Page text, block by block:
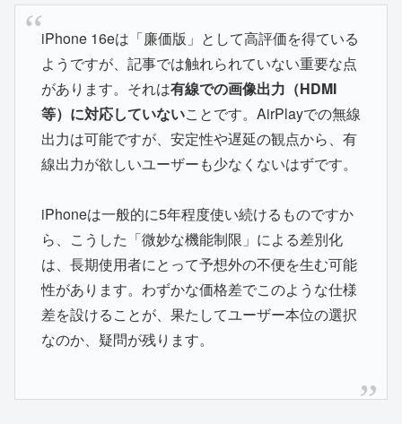
iPhone 16eは「廉価版」として高評価を得ている
ようですが、記事では触れられていない重要な点
があります。それは有線での画像出力（HDMI
等）に対応していないことです。AirPlayでの無線
出力は可能ですが、安定性や遅延の観点から、有
線出力が欲しいユーザーも少なくないはずです。
iPhoneは一般的に5年程度使い続けるものですか
ら、こうした「微妙な機能制限」による差別化
は、長期使用者にとって予想外の不便を生む可能
性があります。わずかな価格差でこのような仕様
差を設けることが、果たしてユーザー本位の選択
なのか、疑問が残ります。